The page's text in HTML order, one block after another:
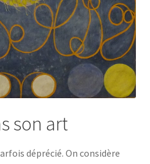
son art
déprécié. On considère